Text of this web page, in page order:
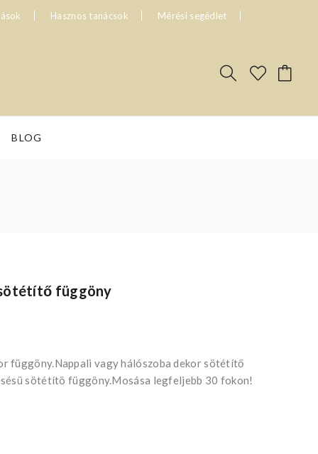
Hasznos tanácsok Mérési segédlet
BLOG
sötétítő függöny
függöny.Nappali vagy hálószoba dekor sötétítő
sötétítö függöny.Mosása legfeljebb 30 fokon!